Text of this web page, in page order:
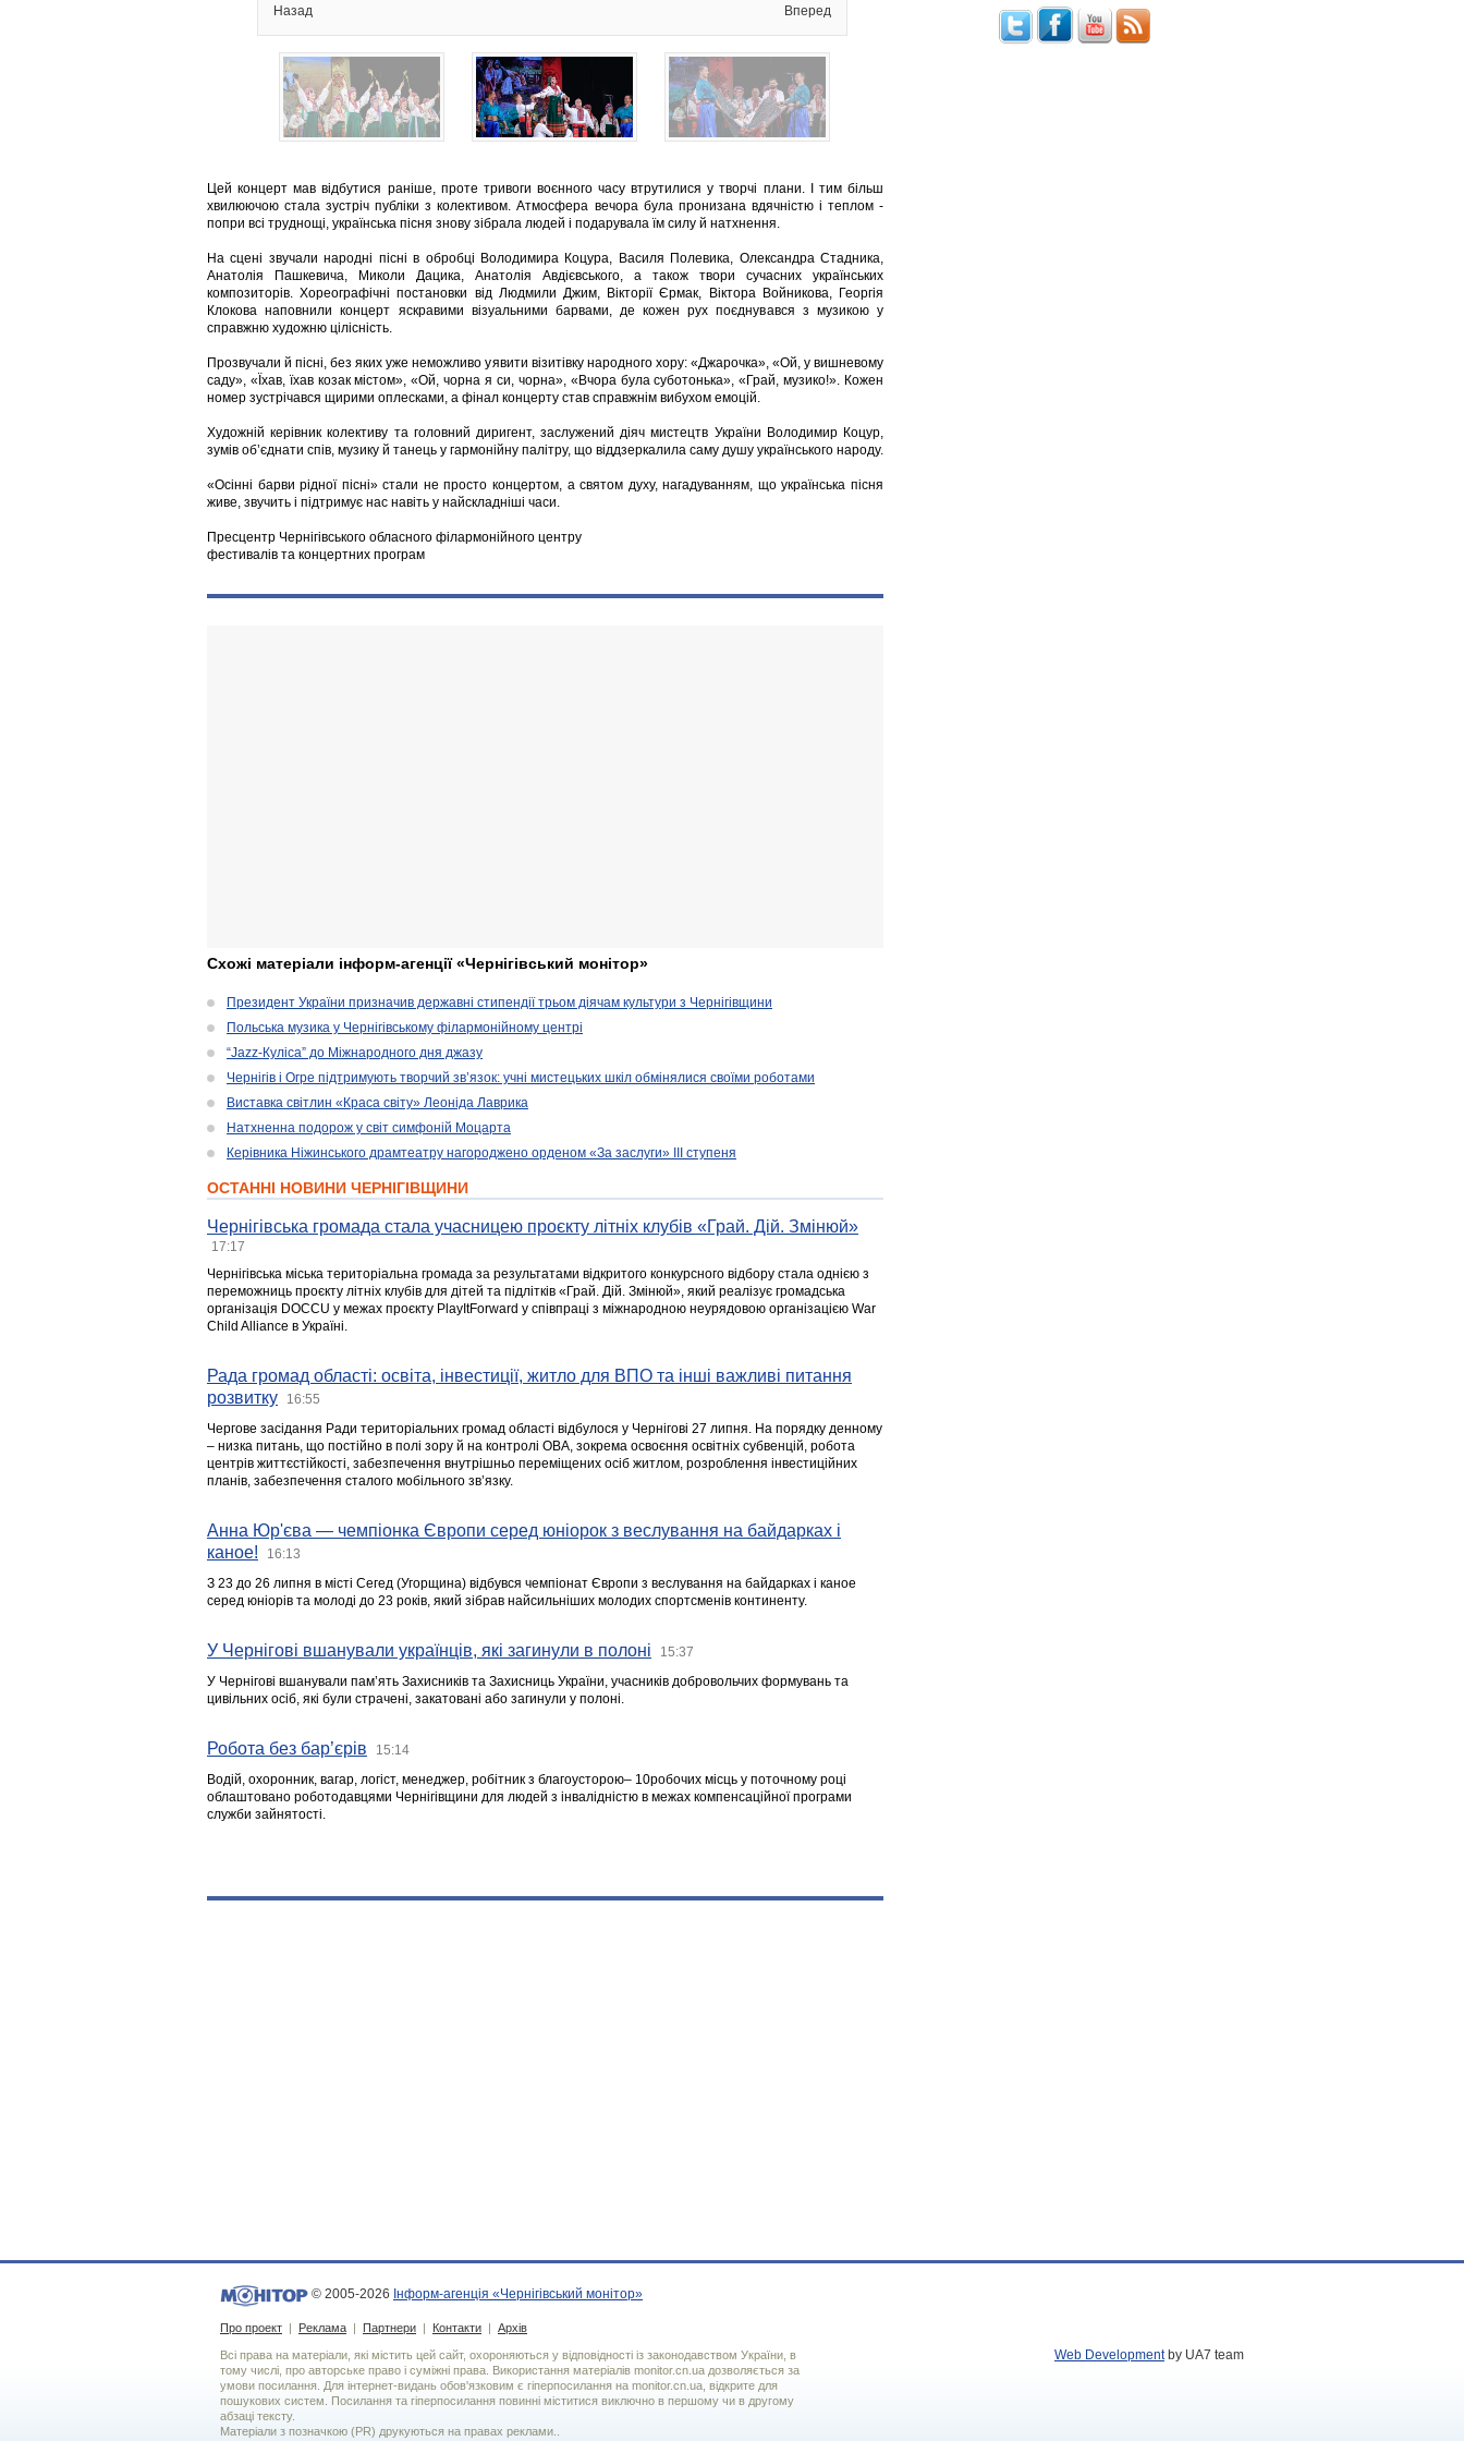
Назад Вперед
Цей концерт мав відбутися раніше, проте тривоги воєнного часу втрутилися у творчі плани. І тим більш
хвилюючою стала зустріч публіки з колективом. Атмосфера вечора була пронизана вдячністю і теплом -
попри всі труднощі, українська пісня знову зібрала людей і подарувала їм силу й натхнення.
На сцені звучали народні пісні в обробці Володимира Коцура, Василя Полевика, Олександра Стадника,
Анатолія Пашкевича, Миколи Дацика, Анатолія Авдієвського, а також твори сучасних українських
композиторів. Хореографічні постановки від Людмили Джим, Вікторії Єрмак, Віктора Войникова, Георгія
Клокова наповнили концерт яскравими візуальними барвами, де кожен рух поєднувався з музикою у
справжню художню цілісність.
Прозвучали й пісні, без яких уже неможливо уявити візитівку народного хору: «Джарочка», «Ой, у вишневому
саду», «Їхав, їхав козак містом», «Ой, чорна я си, чорна», «Вчора була суботонька», «Грай, музико!». Кожен
номер зустрічався щирими оплесками, а фінал концерту став справжнім вибухом емоцій.
Художній керівник колективу та головний диригент, заслужений діяч мистецтв України Володимир Коцур,
зумів об’єднати спів, музику й танець у гармонійну палітру, що віддзеркалила саму душу українського народу.
«Осінні барви рідної пісні» стали не просто концертом, а святом духу, нагадуванням, що українська пісня
живе, звучить і підтримує нас навіть у найскладніші часи.
Пресцентр Чернігівського обласного філармонійного центру
фестивалів та концертних програм
Схожі матеріали інформ-агенції «Чернігівський монітор»
Президент України призначив державні стипендії трьом діячам культури з Чернігівщини
Польська музика у Чернігівському філармонійному центрі
“Jazz-Куліса” до Міжнародного дня джазу
Чернігів і Огре підтримують творчий зв’язок: учні мистецьких шкіл обмінялися своїми роботами
Виставка світлин «Краса світу» Леоніда Лаврика
Натхненна подорож у світ симфоній Моцарта
Керівника Ніжинського драмтеатру нагороджено орденом «За заслуги» ІІІ ступеня
ОСТАННІ НОВИНИ ЧЕРНІГІВЩИНИ
Чернігівська громада стала учасницею проєкту літніх клубів «Грай. Дій. Змінюй»
17:17
Чернігівська міська територіальна громада за результатами відкритого конкурсного відбору стала однією з
переможниць проєкту літніх клубів для дітей та підлітків «Грай. Дій. Змінюй», який реалізує громадська
організація DOCCU у межах проєкту PlayItForward у співпраці з міжнародною неурядовою організацією War
Child Alliance в Україні.
Рада громад області: освіта, інвестиції, житло для ВПО та інші важливі питання
розвитку
16:55
Чергове засідання Ради територіальних громад області відбулося у Чернігові 27 липня. На порядку денному
– низка питань, що постійно в полі зору й на контролі ОВА, зокрема освоєння освітніх субвенцій, робота
центрів життєстійкості, забезпечення внутрішньо переміщених осіб житлом, розроблення інвестиційних
планів, забезпечення сталого мобільного зв’язку.
Анна Юр'єва — чемпіонка Європи серед юніорок з веслування на байдарках і
каное!
16:13
З 23 до 26 липня в місті Сегед (Угорщина) відбувся чемпіонат Європи з веслування на байдарках і каное
серед юніорів та молоді до 23 років, який зібрав найсильніших молодих спортсменів континенту.
У Чернігові вшанували українців, які загинули в полоні 15:37
У Чернігові вшанували пам’ять Захисників та Захисниць України, учасників добровольчих формувань та
цивільних осіб, які були страчені, закатовані або загинули у полоні.
Робота без бар’єрів 15:14
Водій, охоронник, вагар, логіст, менеджер, робітник з благоусторою– 10робочих місць у поточному році
облаштовано роботодавцями Чернігівщини для людей з інвалідністю в межах компенсаційної програми
служби зайнятості.
© 2005-2026 Інформ-агенція «Чернігівський монітор»
Про проект | Реклама | Партнери | Контакти | Архів
Всі права на матеріали, які містить цей сайт, охороняються у відповідності із законодавством України, в
тому числі, про авторське право і суміжні права. Використання матерiалiв monitor.cn.ua дозволяється за
умови посилання. Для iнтернет-видань обов'язковим є гiперпосилання на monitor.cn.ua, відкрите для
пошукових систем. Посилання та гіперпосилання повинні міститися виключно в першому чи в другому
абзаці тексту.
Матеріали з позначкою (PR) друкуються на правах реклами..
Web Developmentby UA7 team